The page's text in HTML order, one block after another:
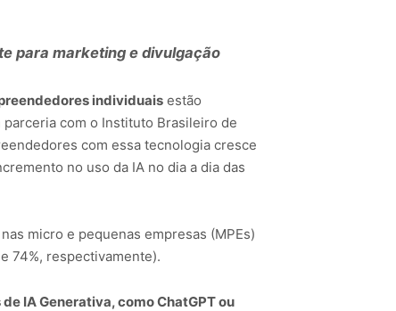
para marketing e divulgação
individuais estão
com o Instituto Brasileiro de
com essa tecnologia cresce
no uso da IA no dia a dia das
micro e pequenas empresas (MPEs)
74%, respectivamente).
IA Generativa, como ChatGPT ou